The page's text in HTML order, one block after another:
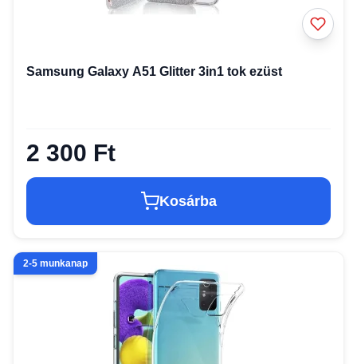
Samsung Galaxy A51 Glitter 3in1 tok ezüst
2 300 Ft
Kosárba
2-5 munkanap